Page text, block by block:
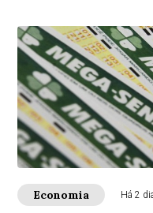
Economia Há 2